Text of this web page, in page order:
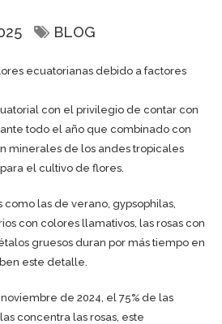
BLOG
ecuatorianas debido a factores
con el privilegio de contar con
todo el año que combinado con
minerales de los andes tropicales
el cultivo de flores.
las de verano, gypsophilas,
con colores llamativos, las rosas con
gruesos duran por más tiempo en
este detalle.
noviembre de 2024, el 75% de las
concentra las rosas, este